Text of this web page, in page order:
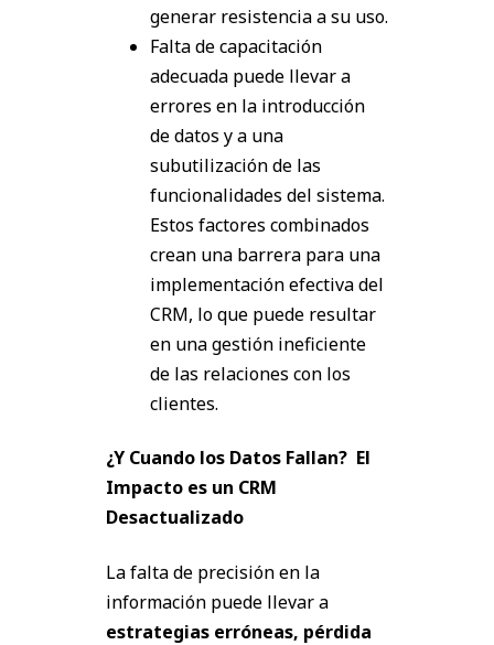
generar resistencia a su uso.
Falta de capacitación
adecuada puede llevar a
errores en la introducción
de datos y a una
subutilización de las
funcionalidades del sistema.
Estos factores combinados
crean una barrera para una
implementación efectiva del
CRM, lo que puede resultar
en una gestión ineficiente
de las relaciones con los
clientes.
¿Y Cuando los Datos Fallan? El
Impacto es un CRM
Desactualizado
La falta de precisión en la
información puede llevar a
estrategias erróneas, pérdida